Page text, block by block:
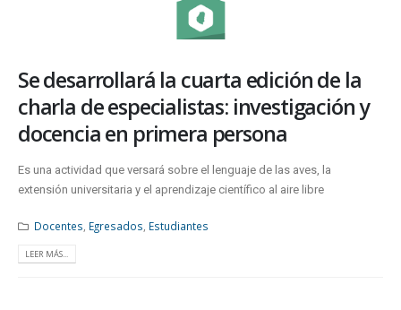
Se desarrollará la cuarta edición de la
charla de especialistas: investigación y
docencia en primera persona
Es una actividad que versará sobre el lenguaje de las aves, la
extensión universitaria y el aprendizaje científico al aire libre
Docentes Egresados Estudiantes
LEER MÁS...